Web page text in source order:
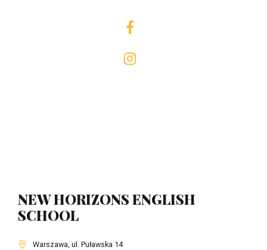
NEW HORIZONS ENGLISH
SCHOOL
Warszawa, ul. Puławska 14